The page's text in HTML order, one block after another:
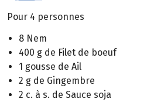
Pour 4 personnes
8 Nem
400 g de Filet de boeuf
1 gousse de Ail
2 g de Gingembre
2 c. à s. de Sauce soja